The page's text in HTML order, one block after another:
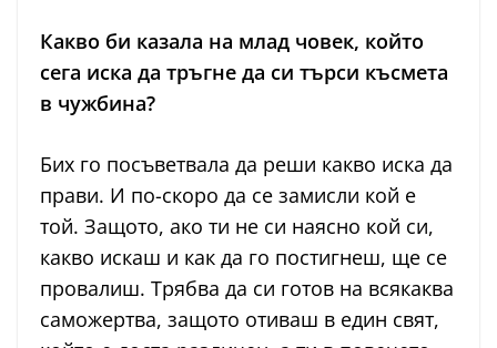
Какво би казала на млад човек, който
сега иска да тръгне да си търси късмета
в чужбина?
Бих го посъветвала да реши какво иска да
прави. И по-скоро да се замисли кой е
той. Защото, ако ти не си наясно кой си,
какво искаш и как да го постигнеш, ще се
провалиш. Трябва да си готов на всякаква
саможертва, защото отиваш в един свят,